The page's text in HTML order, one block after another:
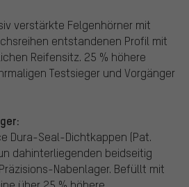
verstärkte Felgenhörner mit
entstandenen Profil mit
Reifensitz. 25 % höhere
Testsieger und Vorgänger
Dura-Seal-Dichtkappen (Pat.
dahinterliegenden beidseitig
Nabenlager. Befüllt mit